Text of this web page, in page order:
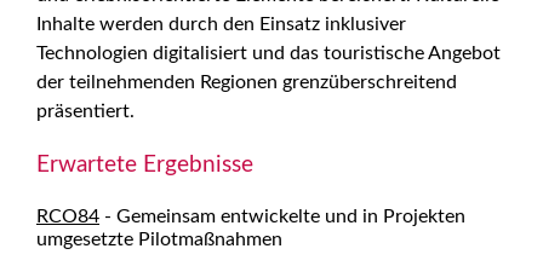
Inhalte werden durch den Einsatz inklusiver
Technologien digitalisiert und das touristische Angebot
der teilnehmenden Regionen grenzüberschreitend
präsentiert.
Erwartete Ergebnisse
RCO84 - Gemeinsam entwickelte und in Projekten
umgesetzte Pilotmaßnahmen